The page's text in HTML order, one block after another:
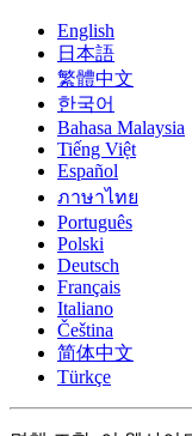
English
日本語
繁體中文
한국어
Bahasa Malaysia
Tiếng Việt
Español
ภาษาไทย
Português
Polski
Deutsch
Français
Italiano
Čeština
简体中文
Türkçe